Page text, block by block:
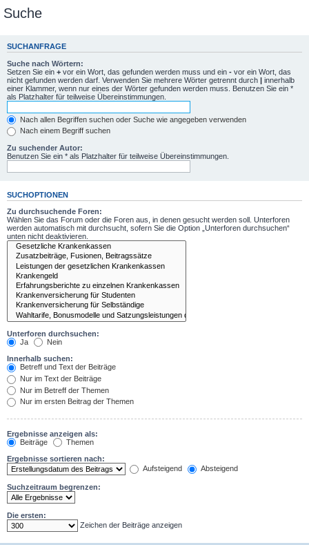
Suche
SUCHANFRAGE
Suche nach Wörtern:
Setzen Sie ein + vor ein Wort, das gefunden werden muss und ein - vor ein Wort, das
nicht gefunden werden darf. Verwenden Sie mehrere Wörter getrennt durch | innerhalb
einer Klammer, wenn nur eines der Wörter gefunden werden muss. Benutzen Sie ein *
als Platzhalter für teilweise Übereinstimmungen.
Nach allen Begriffen suchen oder Suche wie angegeben verwenden
Nach einem Begriff suchen
Zu suchender Autor:
Benutzen Sie ein * als Platzhalter für teilweise Übereinstimmungen.
SUCHOPTIONEN
Zu durchsuchende Foren:
Wählen Sie das Forum oder die Foren aus, in denen gesucht werden soll. Unterforen
werden automatisch mit durchsucht, sofern Sie die Option „Unterforen durchsuchen“
unten nicht deaktivieren.
Unterforen durchsuchen:
Ja
Nein
Innerhalb suchen:
Betreff und Text der Beiträge
Nur im Text der Beiträge
Nur im Betreff der Themen
Nur im ersten Beitrag der Themen
Ergebnisse anzeigen als:
Beiträge
Themen
Ergebnisse sortieren nach:
Aufsteigend
Absteigend
Suchzeitraum begrenzen:
Die ersten:
Zeichen der Beiträge anzeigen